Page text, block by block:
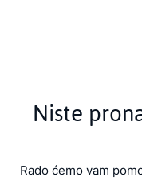
Niste
Rado ćemo vam